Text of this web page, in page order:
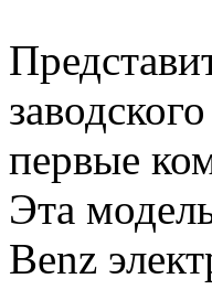
первые
Эта
Benz